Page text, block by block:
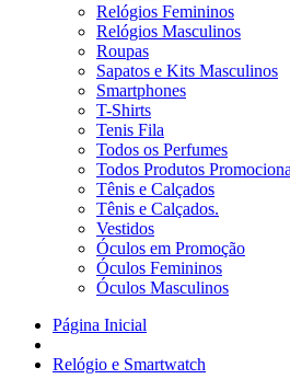
Relógios Femininos
Relógios Masculinos
Roupas
Sapatos e Kits Masculinos
Smartphones
T-Shirts
Tenis Fila
Todos os Perfumes
Todos Produtos
Tênis e Calçados
Tênis e Calçados.
Vestidos
Óculos em Promoção
Óculos Femininos
Óculos Masculinos
Página Inicial
Relógio e Smartwatch